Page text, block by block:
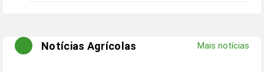
Notícias Agrícolas Mais notícias